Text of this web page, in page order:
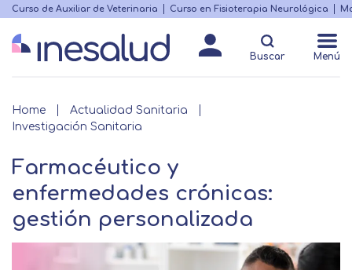
Skip
main
content
Menú
destacado
Curso de Auxiliar de Veterinaria Curso en Fisioterapia Neurológica
Buscar Menú
Breadcrumb
Home
Actualidad Sanitaria
Investigación Sanitaria
Farmacéutico y
enfermedades crónicas:
gestión personalizada
Matricularme